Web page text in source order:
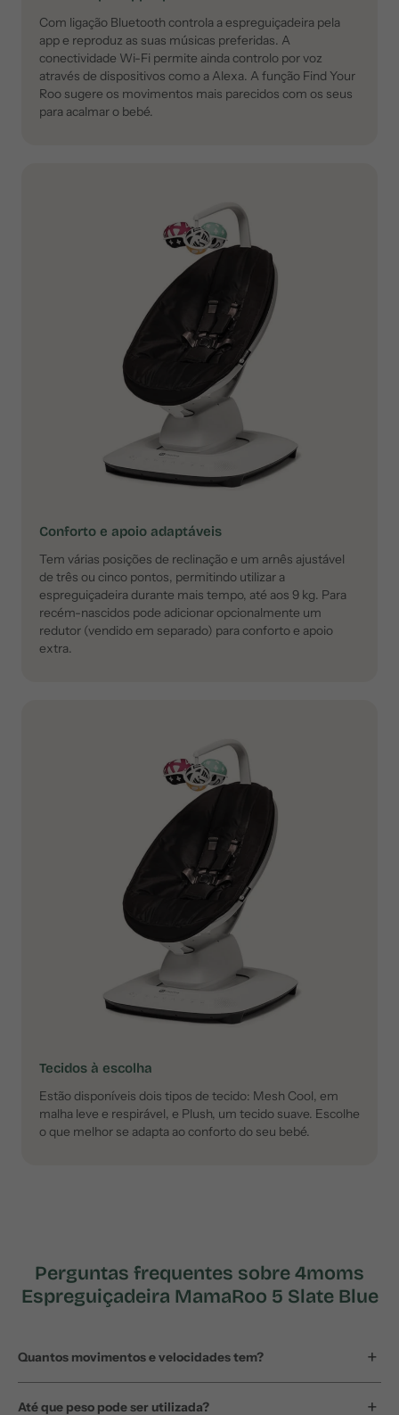
Com ligação Bluetooth controla a espreguiçadeira pela
app e reproduz as suas músicas preferidas. A
conectividade Wi-Fi permite ainda controlo por voz
através de dispositivos como a Alexa. A função Find Your
Roo sugere os movimentos mais parecidos com os seus
para acalmar o bebé.
Conforto e apoio adaptáveis
Tem várias posições de reclinação e um arnês ajustável
de três ou cinco pontos, permitindo utilizar a
espreguiçadeira durante mais tempo, até aos 9 kg. Para
recém-nascidos pode adicionar opcionalmente um
redutor (vendido em separado) para conforto e apoio
extra.
Tecidos à escolha
Estão disponíveis dois tipos de tecido: Mesh Cool, em
malha leve e respirável, e Plush, um tecido suave. Escolhe
o que melhor se adapta ao conforto do seu bebé.
Perguntas frequentes sobre 4moms
Espreguiçadeira MamaRoo 5 Slate Blue
Quantos movimentos e velocidades tem?
Até que peso pode ser utilizada?